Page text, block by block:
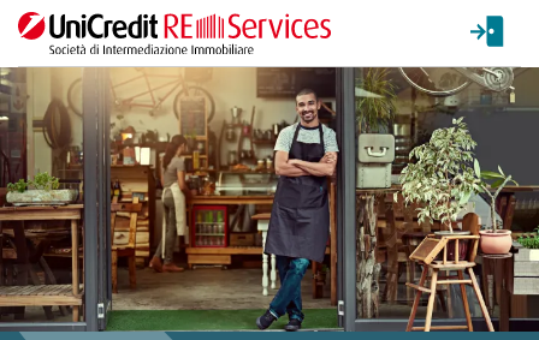
La ricerca verrà inviata automaticamente alla selezione delle